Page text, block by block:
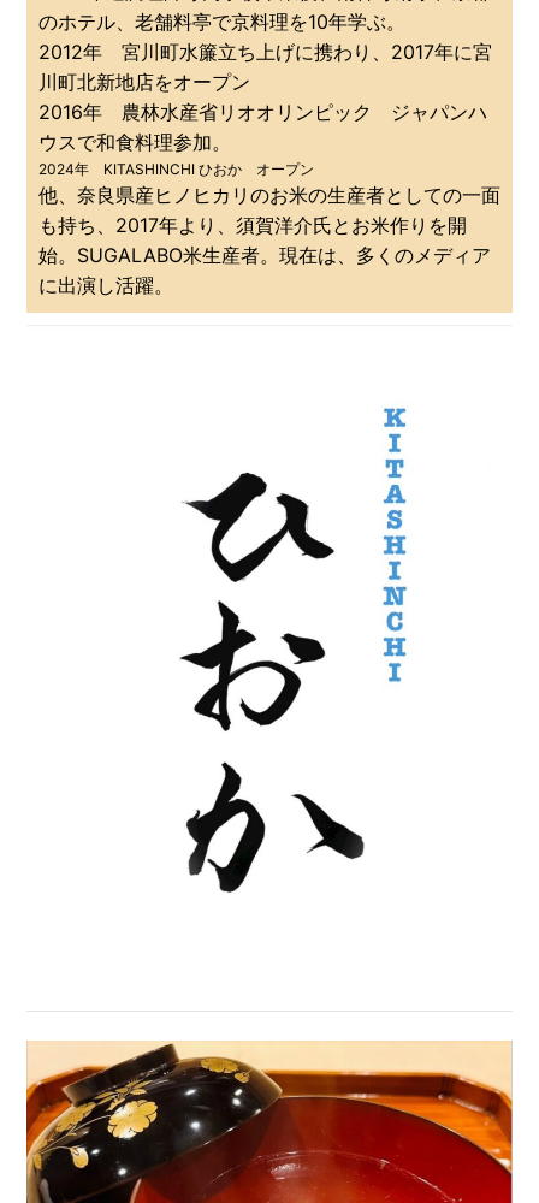
のホテル、老舗料亭で京料理を10年学ぶ。
2012年 宮川町水簾立ち上げに携わり、2017年に宮
川町北新地店をオープン
2016年 農林水産省リオオリンピック ジャパンハ
ウスで和食料理参加。
2024年 KITASHINCHI ひおか オープン
他、奈良県産ヒノヒカリのお米の生産者としての一面
も持ち、2017年より、須賀洋介氏とお米作りを開
始。SUGALABO米生産者。現在は、多くのメディア
に出演し活躍。